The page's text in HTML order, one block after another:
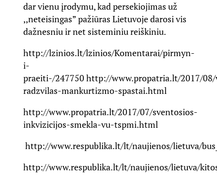
dar vienu įrodymu, kad persekiojimas už
,,neteisingas” pažiūras Lietuvoje darosi vis
dažnesniu ir net sisteminiu reiškiniu.
http://lzinios.lt/lzinios/Komentarai/pirmyn-
i-
praeiti-/247750 http://www.propatria.lt/2017/
radzvilas-mankurtizmo-spastai.html
http://www.propatria.lt/2017/07/sventosios-
inkvizicijos-smekla-vu-tspmi.html
http://www.respublika.lt/lt/naujienos/lietuva/
http://www.respublika.lt/lt/naujienos/lietuva/